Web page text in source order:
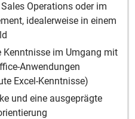
Operations oder im
idealerweise in einem
Kenntnisse im Umgang mit
Anwendungen
Excel-Kenntnisse)
und eine ausgeprägte